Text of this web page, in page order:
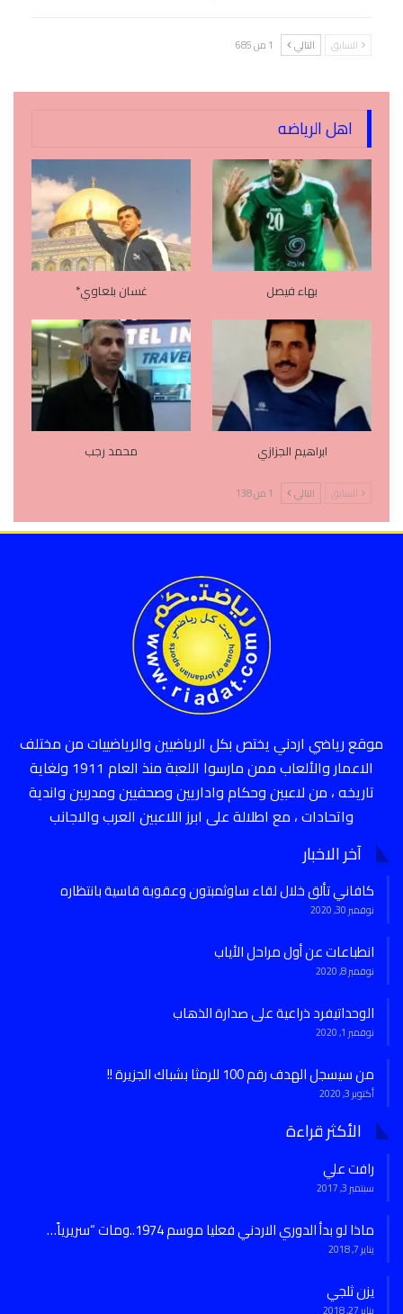
السابق التالي 1 من 685
اهل الرياضه
بهاء فيصل غسان بلعاوي*
ابراهيم الجزازي محمد رجب
السابق التالي 1 من 138
موقع رياضي اردني يختص بكل الرياضيين والرياضييات من مختلف
الاعمار والألعاب ممن مارسوا اللعبة منذ العام 1911 ولغاية
تاريخه ، من لاعبين وحكام واداريين وصحفيين ومدربين واندية
واتحادات ، مع اطلالة على ابرز اللاعبين العرب والاجانب
آخر الاخبار
كافاني تألق خلال لقاء ساوثمبتون وعقوبة قاسية بانتظاره
نوفمبر 30, 2020
انطباعات عن أول مراحل الأياب
نوفمبر 8, 2020
الوحداتيفرد ذراعية على صدارة الذهاب
نوفمبر 1, 2020
من سيسجل الهدف رقم 100 للرمثا بشباك الجزيرة !!
أكتوبر 3, 2020
الأكثر قراءة
رافت علي
سبتمبر 3, 2017
ماذا لو بدأ الدوري الاردني فعليا موسم 1974..ومات “سريرياً…
يناير 7, 2018
يزن ثلجي
يناير 27, 2018